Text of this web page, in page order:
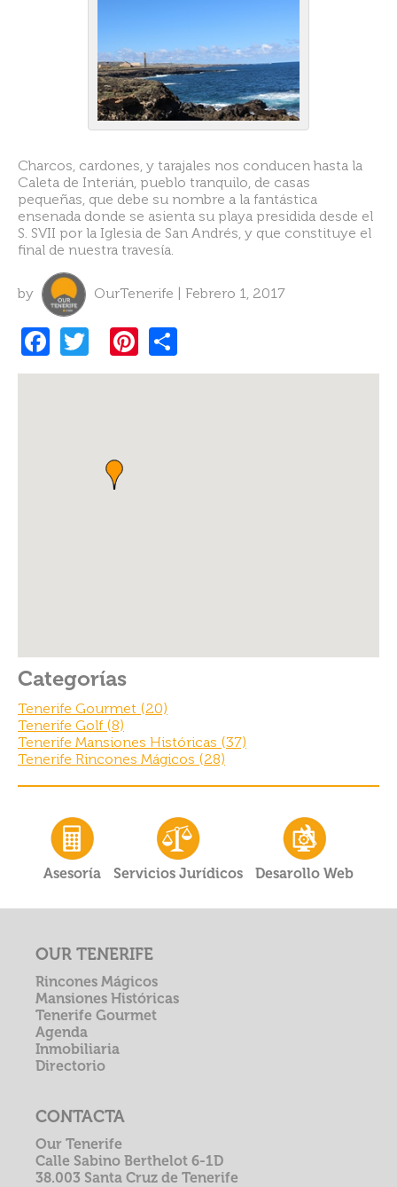
Charcos, cardones, y tarajales nos conducen hasta la
Caleta de Interián, pueblo tranquilo, de casas
pequeñas, que debe su nombre a la fantástica
ensenada donde se asienta su playa presidida desde el
S. SVII por la Iglesia de San Andrés, y que constituye el
final de nuestra travesía.
by OurTenerife | Febrero 1, 2017
F
a
w
Pi
nt h
Categorías
Tenerife Gourmet (20)
Tenerife Golf (8)
Tenerife Mansiones Históricas (37)
Tenerife Rincones Mágicos (28)
Asesoría Servicios Jurídicos Desarollo Web
OUR TENERIFE
Rincones Mágicos
Mansiones Históricas
Tenerife Gourmet
Agenda
Inmobiliaria
Directorio
CONTACTA
Our Tenerife
Calle Sabino Berthelot 6-1D
38.003 Santa Cruz de Tenerife